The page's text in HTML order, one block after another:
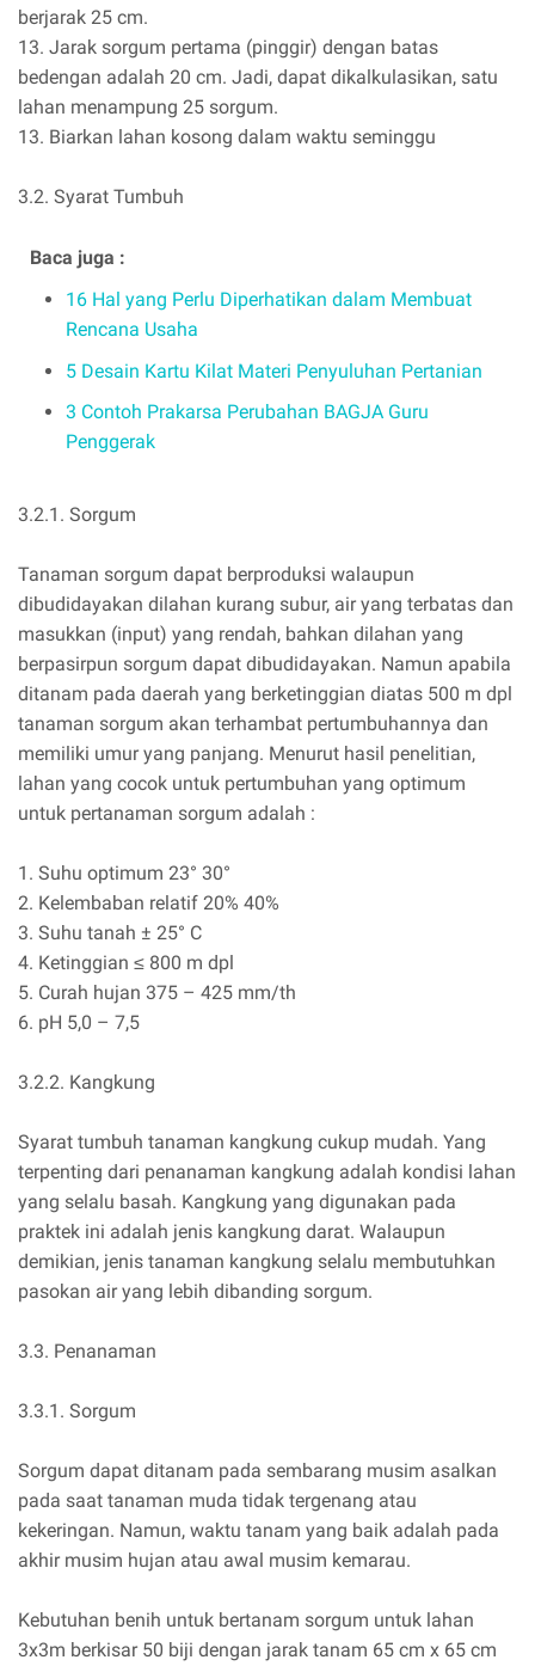
berjarak 25 cm.
13. Jarak sorgum pertama (pinggir) dengan batas
bedengan adalah 20 cm. Jadi, dapat dikalkulasikan, satu
lahan menampung 25 sorgum.
13. Biarkan lahan kosong dalam waktu seminggu
3.2. Syarat Tumbuh
Baca juga :
16 Hal yang Perlu Diperhatikan dalam Membuat
Rencana Usaha
5 Desain Kartu Kilat Materi Penyuluhan Pertanian
3 Contoh Prakarsa Perubahan BAGJA Guru
Penggerak
3.2.1. Sorgum
Tanaman sorgum dapat berproduksi walaupun
dibudidayakan dilahan kurang subur, air yang terbatas dan
masukkan (input) yang rendah, bahkan dilahan yang
berpasirpun sorgum dapat dibudidayakan. Namun apabila
ditanam pada daerah yang berketinggian diatas 500 m dpl
tanaman sorgum akan terhambat pertumbuhannya dan
memiliki umur yang panjang. Menurut hasil penelitian,
lahan yang cocok untuk pertumbuhan yang optimum
untuk pertanaman sorgum adalah :
1. Suhu optimum 23° 30°
2. Kelembaban relatif 20% 40%
3. Suhu tanah ± 25° C
4. Ketinggian ≤ 800 m dpl
5. Curah hujan 375 – 425 mm/th
6. pH 5,0 – 7,5
3.2.2. Kangkung
Syarat tumbuh tanaman kangkung cukup mudah. Yang
terpenting dari penanaman kangkung adalah kondisi lahan
yang selalu basah. Kangkung yang digunakan pada
praktek ini adalah jenis kangkung darat. Walaupun
demikian, jenis tanaman kangkung selalu membutuhkan
pasokan air yang lebih dibanding sorgum.
3.3. Penanaman
3.3.1. Sorgum
Sorgum dapat ditanam pada sembarang musim asalkan
pada saat tanaman muda tidak tergenang atau
kekeringan. Namun, waktu tanam yang baik adalah pada
akhir musim hujan atau awal musim kemarau.
Kebutuhan benih untuk bertanam sorgum untuk lahan
3x3m berkisar 50 biji dengan jarak tanam 65 cm x 65 cm